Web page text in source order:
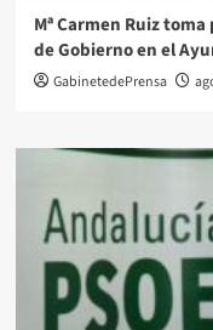
Mª Carmen Ruiz
de Gobierno en el
GabinetedePrensa